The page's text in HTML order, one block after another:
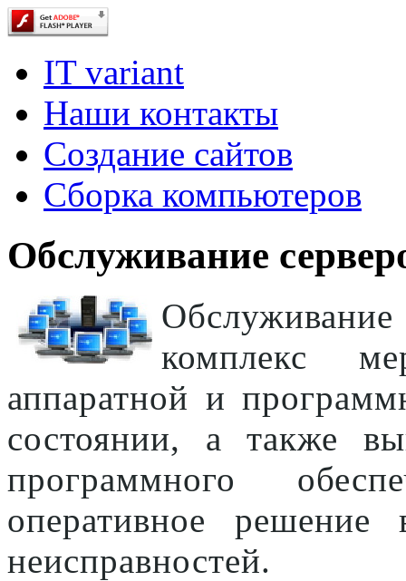
IT variant
Наши контакты
Создание сайтов
Сборка компьютеров
Обслуживание
Обслуживание
комплекс
аппаратной и
состоянии, а также
программного
оперативное
неисправностей.